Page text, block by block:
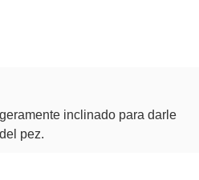
inclinado para darle
pez.